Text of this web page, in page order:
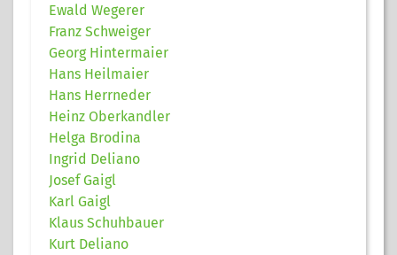
Ewald Wegerer
Franz Schweiger
Georg Hintermaier
Hans Heilmaier
Hans Herrneder
Heinz Oberkandler
Helga Brodina
Ingrid Deliano
Josef Gaigl
Karl Gaigl
Klaus Schuhbauer
Kurt Deliano